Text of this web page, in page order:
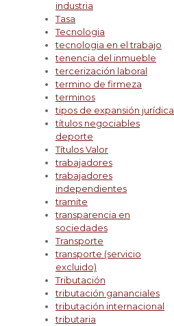
industria
Tasa
Tecnologia
tecnologia en el trabajo
tenencia del inmueble
tercerización laboral
termino de firmeza
terminos
tipos de expansión jurídica
títulos negociables
deporte
Títulos Valor
trabajadores
trabajadores
independientes
tramite
transparencia en
sociedades
Transporte
transporte (servicio
excluido)
Tributación
tributación gananciales
tributación internacional
tributaria